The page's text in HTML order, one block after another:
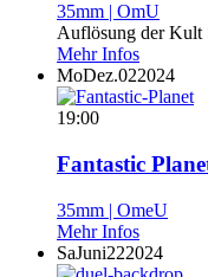
35mm | OmU
Auflösung der Kult
Mehr Infos
MoDez.022024
19:00
Fantastic
35mm | OmeU
Mehr Infos
SaJuni222024